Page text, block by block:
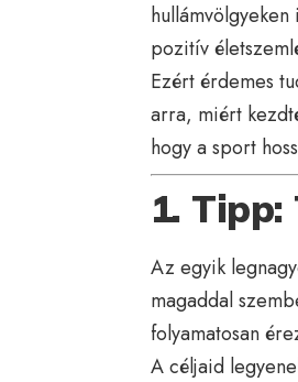
pozitív
Ezért érdemes
arra, miért
hogy a sport
1.
Az egyik
magaddal
folyamatosan
A céljaid